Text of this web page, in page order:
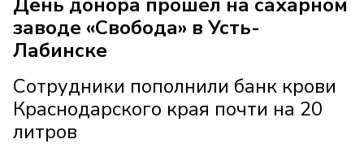
заводе «Свобода» в Усть-
Лабинске
Сотрудники пополнили банк крови
Краснодарского края почти на 20
литров